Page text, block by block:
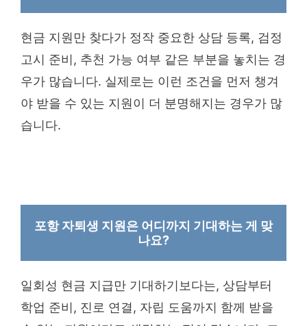
현금 지원만 찾다가 정작 중요한 상담 등록, 검정
고시 준비, 추천 가능 여부 같은 부분을 놓치는 경
우가 많습니다. 실제로는 이런 조건을 먼저 챙겨
야 받을 수 있는 지원이 더 분명해지는 경우가 많
습니다.
포항 자퇴생 지원은 어디까지 기대하는 게 맞
나요?
일회성 현금 지급만 기대하기보다는, 상담부터
학업 준비, 진로 연결, 자립 도움까지 함께 받을